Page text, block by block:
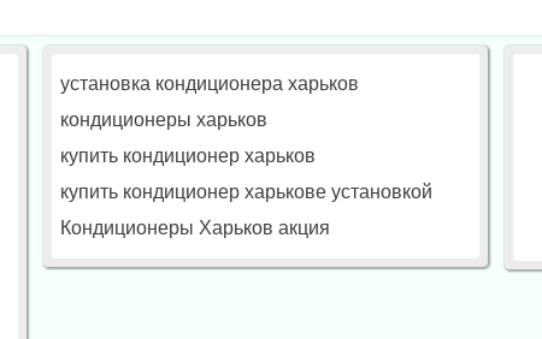
установка кондиционера харьков
кондиционеры харьков
купить кондиционер харьков
купить кондиционер харькове установкой
Кондиционеры Харьков акция